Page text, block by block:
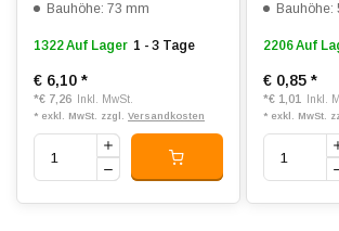
Bauhöhe: 73 mm
1322 Auf Lager 1 - 3 Tage
€ 6,10 *
*€ 7,26 Inkl. MwSt.
* exkl. MwSt. zzgl. Versandkosten
Bauhöhe:
2206 Auf
€ 0,85 *
*€ 1,01 Inkl.
* exkl. MwSt.